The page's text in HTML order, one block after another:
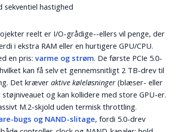
hastighed
reelt er I/O-grådige--ellers vil penge, der
i ekstra RAM eller en hurtigere GPU/CPU.
en pris:varme og strøm. De første PCIe 5.0-
kan få selv et gennemsnitligt 2 TB-drev til
Det kræveraktive køleløsninger(blæser- eller
og kan kollidere med store GPU-er.
M.2-skjold uden termisk throttling.
bugs og NAND-slitage, fordi 5.0-drev